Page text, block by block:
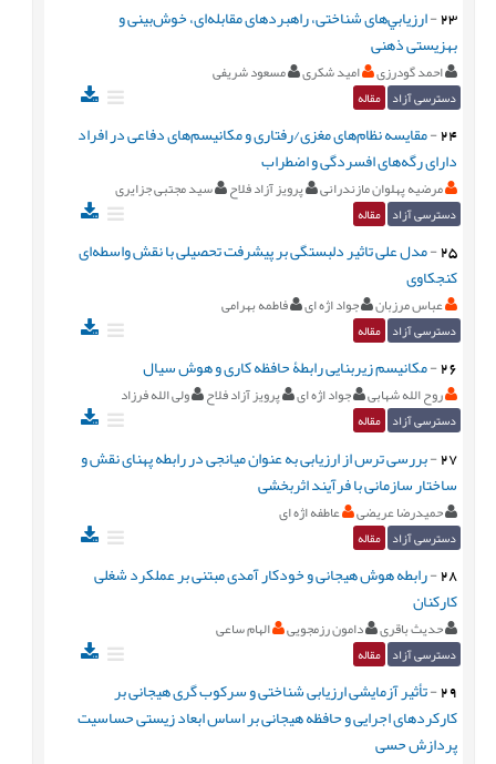
23
-ارزیابي‌های شناختی، راهبردهای مقابله‌ای، خوش‌بینی و
بهزیستی ذهنی
احمد گودرزی امید شکری مسعود شریفی
دسترسی آزاد مقاله
24
-مقایسه نظام‌های مغزی/رفتاری و مکانیسم‌های دفاعی در افراد
دارای رگه‌های افسردگی و اضطراب
مرضیه پهلوان مازندرانی پرویز آزاد فلاح سید مجتبی جزایری
دسترسی آزاد مقاله
25
-مدل علی تاثیر دلبستگی بر پیشرفت تحصیلی با نقش واسطه‌ای
کنجکاوی
عباس مرزبان جواد اژه ای فاطمه بهرامی
دسترسی آزاد مقاله
26
-مکانیسم زیربنایی رابطۀ حافظه کاری و هوش سیال
روح الله شهابی جواد اژه ای پرویز آزاد فلاح ولی الله فرزاد
دسترسی آزاد مقاله
27
-بررسی ترس از ارزیابی به عنوان میانجی در رابطه پهنای نقش و
ساختار سازمانی با فرآیند اثربخشی
حمیدرضا عریضی عاطفه اژه ای
دسترسی آزاد مقاله
28
-رابطه هوش هیجانی و خودکار آمدی مبتنی بر عملکرد شغلی
کارکنان
حدیث باقری دامون رزمجویی الهام ساعی
دسترسی آزاد مقاله
29
-تأثیر آزمایشی ارزیابی شناختی و سرکوب گری هیجانی بر
کارکردهای اجرایی و حافظه هیجانی بر اساس ابعاد زیستی حساسیت
پردازش حسی